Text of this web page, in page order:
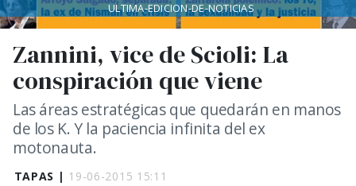
TAPAS | 19-06-2015 15:11
Zannini, vice de Scioli: La
conspiración que viene
Las áreas estratégicas que quedarán en manos
de los K. Y la paciencia infinita del ex
motonauta.
ULTIMA-EDICION-DE-NOTICIAS